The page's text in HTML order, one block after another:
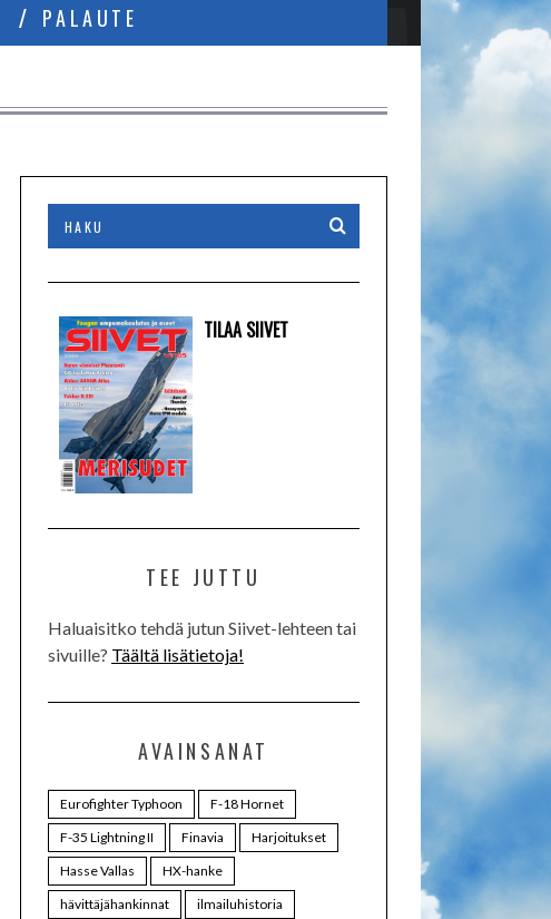
PALAUTE
TILAA SIIVET
TEE JUTTU
Haluaisitko tehdä jutun Siivet-lehteen tai
sivuille? Täältä lisätietoja!
AVAINSANAT
Eurofighter Typhoon
F-18 Hornet
F-35 Lightning II
Finavia
Harjoitukset
Hasse Vallas
HX-hanke
hävittäjähankinnat
ilmailuhistoria